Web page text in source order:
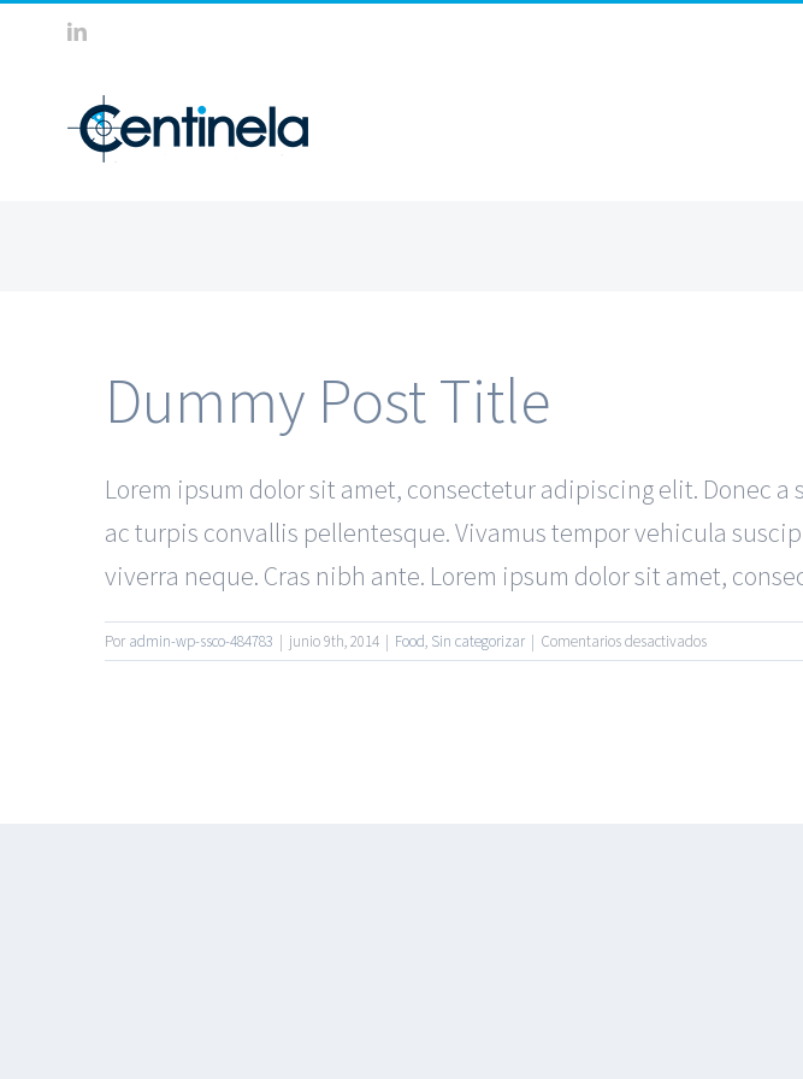
contenido
LinkedIn
Dummy Post Title
Lorem ipsum dolor sit amet, consectetur adipiscing elit. Donec
ac turpis convallis pellentesque. Vivamus tempor vehicula
viverra neque. Cras nibh ante. Lorem ipsum dolor sit amet,
Por admin-wp-ssco-484783 | junio 9th, 2014 | Food, Sin categorizar | Comentarios desactivadosen
Dummy